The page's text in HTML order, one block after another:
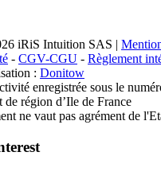
iRiS Intuition SAS |
- CGV-CGU - Règlement
: Donitow
enregistrée sous le
de région d’Ile de France
ne vaut pas agrément de